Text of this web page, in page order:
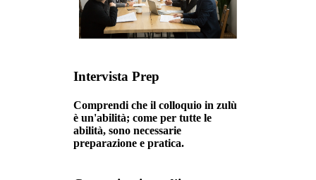
Intervista Prep
Comprendi che il colloquio in zulù
è un'abilità; come per tutte le
abilità, sono necessarie
preparazione e pratica.